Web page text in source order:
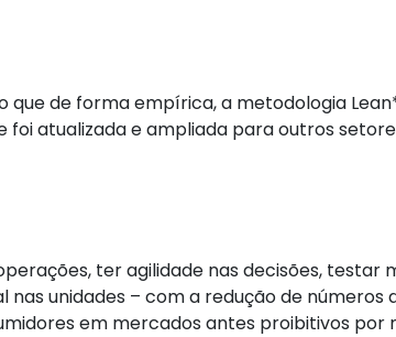
de forma empírica, a metodologia
atualizada e ampliada para outros
ter agilidade nas decisões,
unidades – com a redução de números
em mercados antes proibitivos